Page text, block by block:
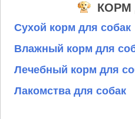
КОРМ
Сухой корм для собак
Влажный корм для
Лечебный корм для
Лакомства для собак